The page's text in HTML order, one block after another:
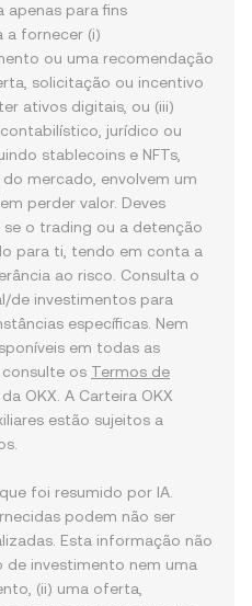
apenas para fins
a fornecer (i)
ou uma recomendação
solicitação ou incentivo
ativos digitais, ou (iii)
jurídico ou
stablecoins e NFTs,
mercado, envolvem um
perder valor. Deves
o trading ou a detenção
para ti, tendo em conta a
ao risco. Consulta o
de investimentos para
específicas. Nem
em todas as
consulte os Termos de
da OKX. A Carteira OKX
estão sujeitos a
foi resumido por IA.
podem não ser
Esta informação não
de investimento nem uma
(ii) uma oferta,